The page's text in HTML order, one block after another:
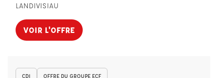
LANDIVISIAU
VOIR L'OFFRE
CDI OFFRE DU GROUPE ECF